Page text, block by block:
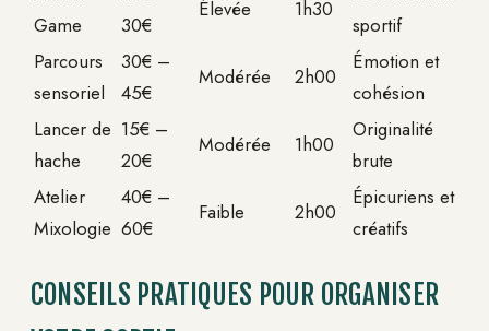
Game
30€
Élevée 1h30
sportif
Parcours
sensoriel
30€ –
45€
Modérée 2h00
Émotion et
cohésion
Lancer de
hache
15€ –
20€
Modérée 1h00
Originalité
brute
Atelier
Mixologie
40€ –
60€
Faible 2h00
Épicuriens et
créatifs
CONSEILS PRATIQUES POUR ORGANISER